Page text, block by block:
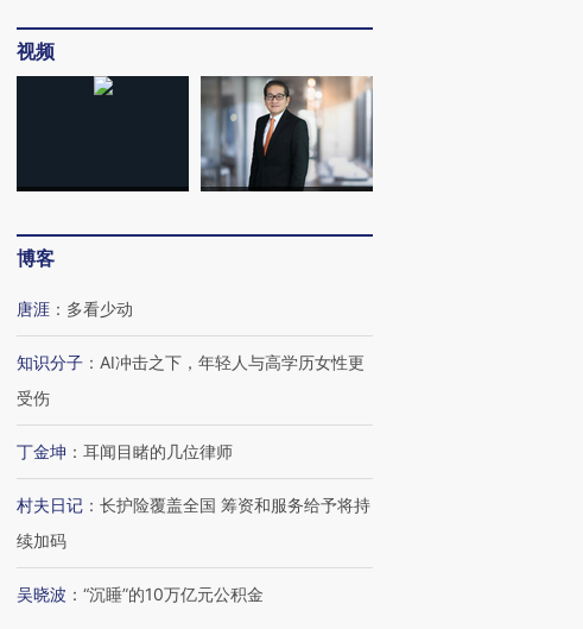
视频
博客
唐涯 ： 多看少动
知识分子 ： AI冲击之下，年轻人与高学历女性更
受伤
丁金坤 ： 耳闻目睹的几位律师
村夫日记 ： 长护险覆盖全国 筹资和服务给予将持
续加码
吴晓波 ： “沉睡”的10万亿元公积金